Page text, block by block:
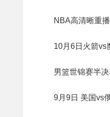
NBA高清晰重播
10月6日火箭vs
男篮世锦赛半
9月9日 美国vs